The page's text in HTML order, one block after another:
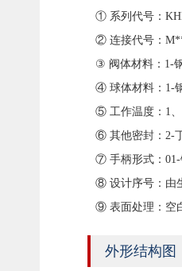
① 系列代号：
② 连接代号：
③ 阀体材料：1-
④ 球体材料：1-
⑤ 工作温度：1
⑥ 其他密封：2-
⑦ 手柄形式：01-
⑧ 设计序号：由
⑨ 表面处理：空
外形结构图